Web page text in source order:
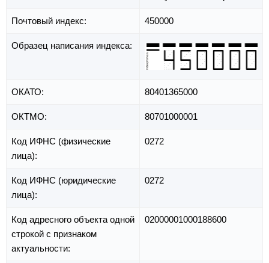
Почтовый индекс: 450000
Образец написания индекса:
ОКАТО: 80401365000
ОКТМО: 80701000001
Код ИФНС (физические
лица):
0272
Код ИФНС (юридические
лица):
0272
Код адресного объекта одной
строкой с признаком
актуальности:
02000001000188600